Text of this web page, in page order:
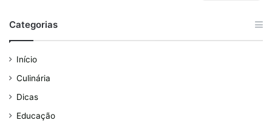
Categorias
Início
Culinária
Dicas
Educação